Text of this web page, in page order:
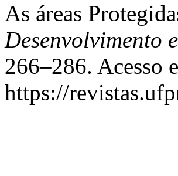
As áreas
Desenvolvimento
266–286. Acesso
https://